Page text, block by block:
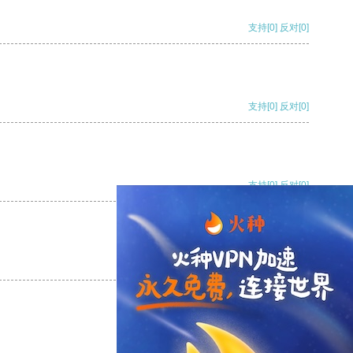
支持[0] 反对[0]
支持[0] 反对[0]
支持[0] 反对[0]
支持[0] 反对
支持